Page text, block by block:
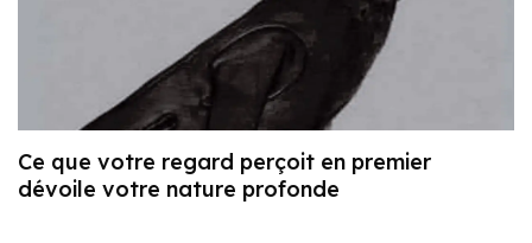
Ce que votre regard perçoit en premier
dévoile votre nature profonde